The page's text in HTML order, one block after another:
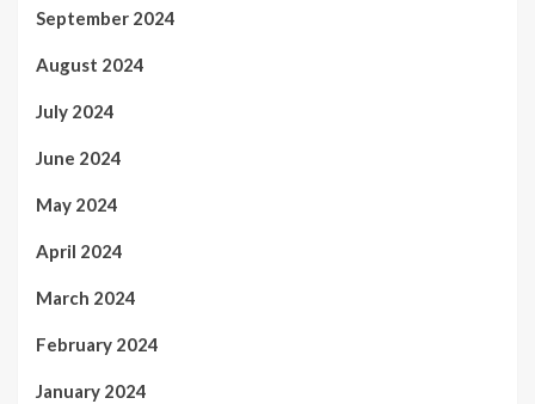
September 2024
August 2024
July 2024
June 2024
May 2024
April 2024
March 2024
February 2024
January 2024